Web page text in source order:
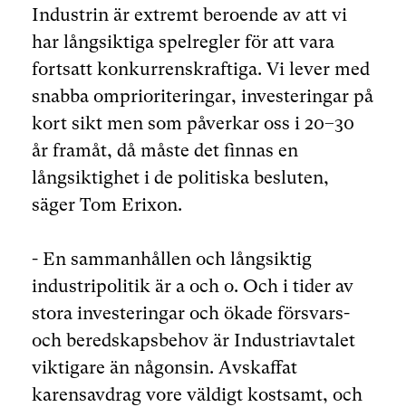
Industrin är extremt beroende av att vi
har långsiktiga spelregler för att vara
fortsatt konkurrenskraftiga. Vi lever med
snabba omprioriteringar, investeringar på
kort sikt men som påverkar oss i 20–30
år framåt, då måste det finnas en
långsiktighet i de politiska besluten,
säger Tom Erixon.
- En sammanhållen och långsiktig
industripolitik är a och o. Och i tider av
stora investeringar och ökade försvars-
och beredskapsbehov är Industriavtalet
viktigare än någonsin. Avskaffat
karensavdrag vore väldigt kostsamt, och